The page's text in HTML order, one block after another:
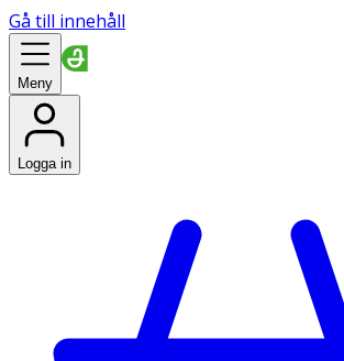
Gå till innehåll
Meny
Logga in